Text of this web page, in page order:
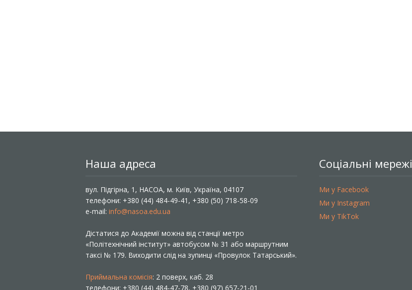
Наша адреса
вул. Підгірна, 1, НАСОА, м. Київ, Україна, 04107
телефони: +380 (44) 484-49-41, +380 (50) 718-58-09
e-mail: info@nasoa.edu.ua
Дістатися до Академії можна від станції метро
«Політехнічний інститут» автобусом № 31 або маршрутним
таксі № 179. Виходити слід на зупинці «Провулок Татарський».
Приймальна комісія: 2 поверх, каб. 28
телефони: +380 (44) 484-47-78, +380 (97) 657-21-01
Соціальні мережі
Ми у Facebook
Ми у Instagram
Ми у TikTok